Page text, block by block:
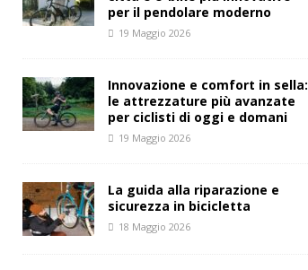
per il pendolare moderno
19 Maggio 2026
Innovazione e comfort in sella:
le attrezzature più avanzate
per ciclisti di oggi e domani
19 Maggio 2026
La guida alla riparazione e
sicurezza in bicicletta
18 Maggio 2026